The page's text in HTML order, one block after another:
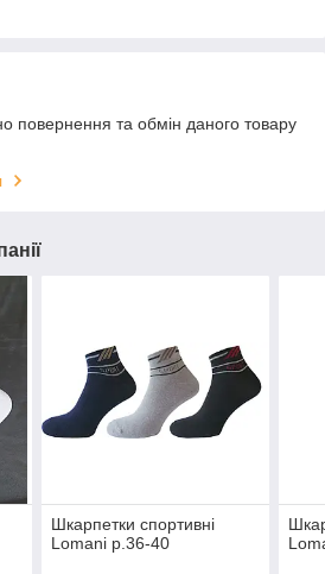
повернення та обмін даного товару
Шкарпетки спортивні
Lomani р.36-40